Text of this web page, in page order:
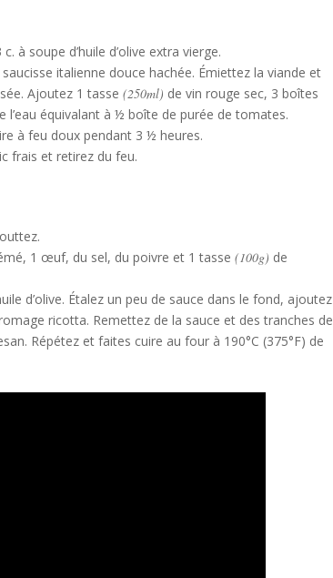
à soupe d’huile d’olive extra vierge.
italienne douce hachée. Émiettez la viande et
Ajoutez 1 tasse(250ml) de vin rouge sec, 3 boîtes
l’eau équivalant à ½ boîte de purée de tomates.
à feu doux pendant 3 ½ heures.
frais et retirez du feu.
1 œuf, du sel, du poivre et 1 tasse(100g) de
d’olive. Étalez un peu de sauce dans le fond, ajoutez
ricotta. Remettez de la sauce et des tranches de
Répétez et faites cuire au four à 190°C (375°F) de